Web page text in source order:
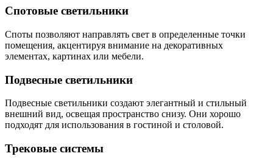
Спотовые светильники
Споты позволяют направлять свет в определенные точки
помещения, акцентируя внимание на декоративных
элементах, картинах или мебели.
Подвесные светильники
Подвесные светильники создают элегантный и стильный
внешний вид, освещая пространство снизу. Они хорошо
подходят для использования в гостиной и столовой.
Трековые системы